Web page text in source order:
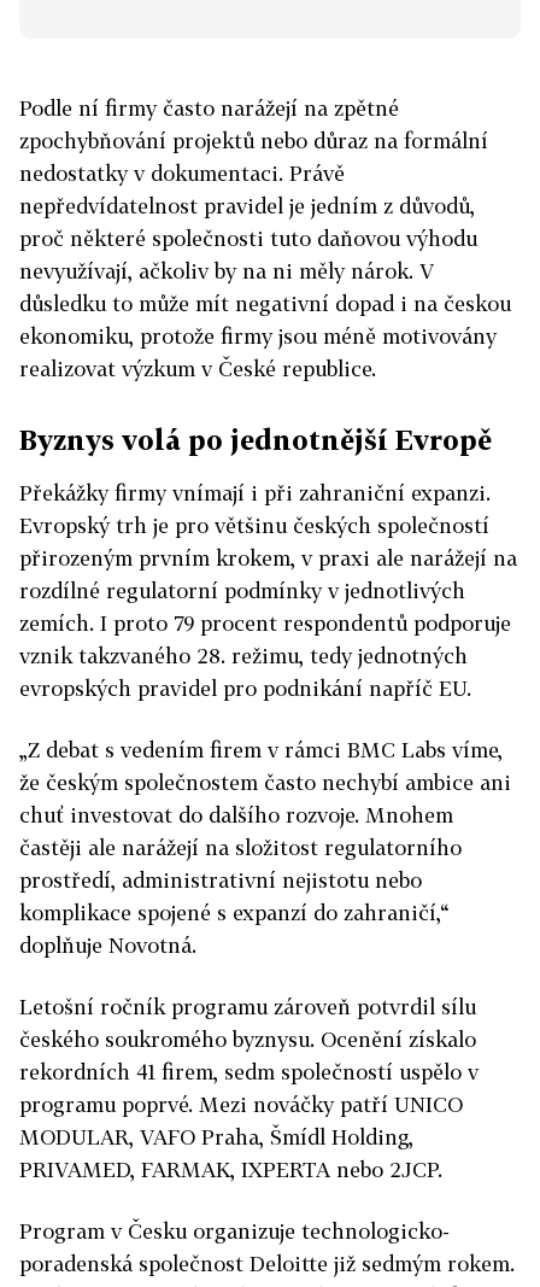
Podle ní firmy často narážejí na zpětné
zpochybňování projektů nebo důraz na formální
nedostatky v dokumentaci. Právě
nepředvídatelnost pravidel je jedním z důvodů,
proč některé společnosti tuto daňovou výhodu
nevyužívají, ačkoliv by na ni měly nárok. V
důsledku to může mít negativní dopad i na českou
ekonomiku, protože firmy jsou méně motivovány
realizovat výzkum v České republice.
Byznys volá po jednotnější Evropě
Překážky firmy vnímají i při zahraniční expanzi.
Evropský trh je pro většinu českých společností
přirozeným prvním krokem, v praxi ale narážejí na
rozdílné regulatorní podmínky v jednotlivých
zemích. I proto 79 procent respondentů podporuje
vznik takzvaného 28. režimu, tedy jednotných
evropských pravidel pro podnikání napříč EU.
„Z debat s vedením firem v rámci BMC Labs víme,
že českým společnostem často nechybí ambice ani
chuť investovat do dalšího rozvoje. Mnohem
častěji ale narážejí na složitost regulatorního
prostředí, administrativní nejistotu nebo
komplikace spojené s expanzí do zahraničí,“
doplňuje Novotná.
Letošní ročník programu zároveň potvrdil sílu
českého soukromého byznysu. Ocenění získalo
rekordních 41 firem, sedm společností uspělo v
programu poprvé. Mezi nováčky patří UNICO
MODULAR, VAFO Praha, Šmídl Holding,
PRIVAMED, FARMAK, IXPERTA nebo 2JCP.
Program v Česku organizuje technologicko-
poradenská společnost Deloitte již sedmým rokem.